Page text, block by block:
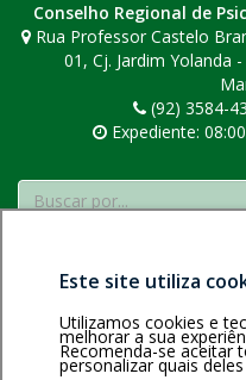
Conselho Regional de
Rua Professor Castelo
01, Cj. Jardim Yolanda
(92) 3584-
Expediente:
Buscar
Área restritaPolítica de
Este site utiliza
Utilizamos cookies e
melhorar a sua
Recomenda-se aceitar
personalizar quais